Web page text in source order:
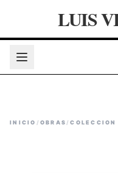
LUIS
INICIO / OBRAS /